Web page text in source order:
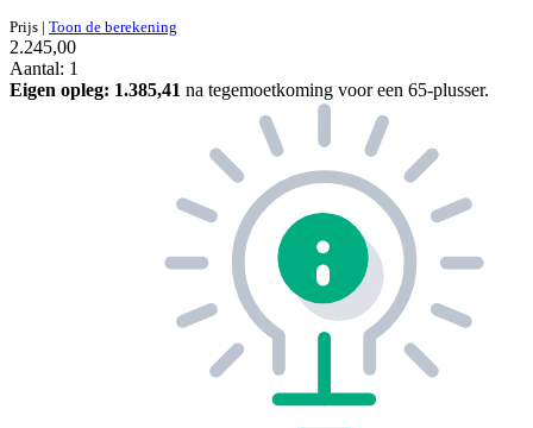
Prijs | Toon de berekening
2.245,00
Aantal: 1
Eigen opleg: 1.385,41 na tegemoetkoming voor een 65-plusser.